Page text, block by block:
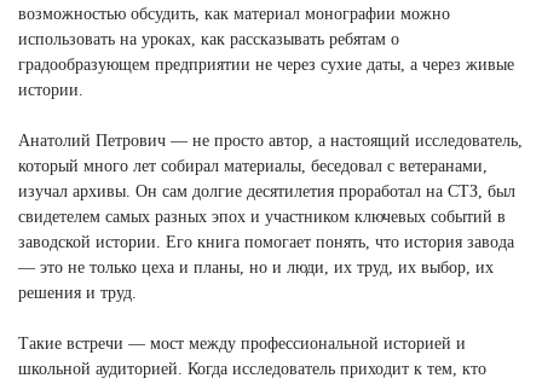
возможностью обсудить, как материал монографии можно
использовать на уроках, как рассказывать ребятам о
градообразующем предприятии не через сухие даты, а через живые
истории.
Анатолий Петрович — не просто автор, а настоящий исследователь,
который много лет собирал материалы, беседовал с ветеранами,
изучал архивы. Он сам долгие десятилетия проработал на СТЗ, был
свидетелем самых разных эпох и участником ключевых событий в
заводской истории. Его книга помогает понять, что история завода
— это не только цеха и планы, но и люди, их труд, их выбор, их
решения и труд.
Такие встречи — мост между профессиональной историей и
школьной аудиторией. Когда исследователь приходит к тем, кто